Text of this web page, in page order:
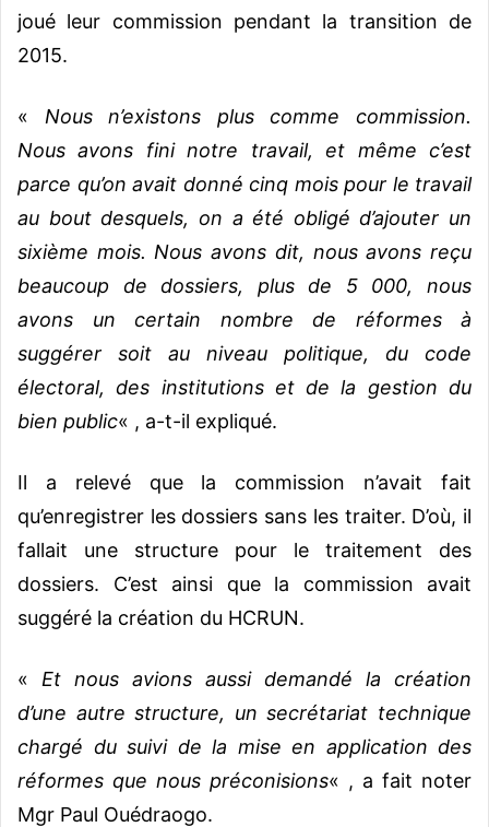
joué leur commission pendant la transition de
2015.
« Nous n’existons plus comme commission.
Nous avons fini notre travail, et même c’est
parce qu’on avait donné cinq mois pour le travail
au bout desquels, on a été obligé d’ajouter un
sixième mois. Nous avons dit, nous avons reçu
beaucoup de dossiers, plus de 5 000, nous
avons un certain nombre de réformes à
suggérer soit au niveau politique, du code
électoral, des institutions et de la gestion du
bien public« , a-t-il expliqué.
Il a relevé que la commission n’avait fait
qu’enregistrer les dossiers sans les traiter. D’où, il
fallait une structure pour le traitement des
dossiers. C’est ainsi que la commission avait
suggéré la création du HCRUN.
« Et nous avions aussi demandé la création
d’une autre structure, un secrétariat technique
chargé du suivi de la mise en application des
réformes que nous préconisions« , a fait noter
Mgr Paul Ouédraogo.